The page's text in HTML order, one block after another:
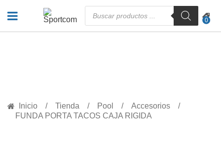
Búsqueda
de
productos
0
Inicio Tienda Pool
Accesorios
FUNDA PORTA TACOS CAJA RIGIDA